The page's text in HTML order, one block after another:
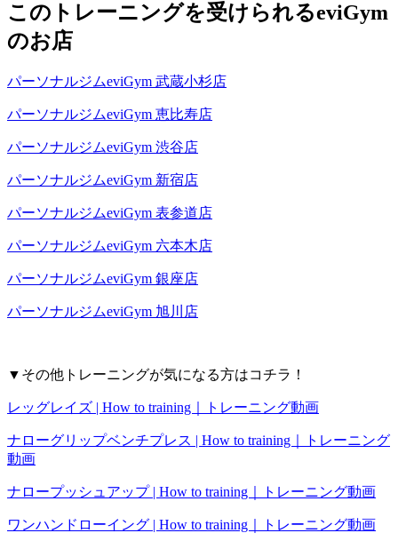
このトレーニングを受けられるeviGym
のお店
パーソナルジムeviGym 武蔵小杉店
パーソナルジムeviGym 恵比寿店
パーソナルジムeviGym 渋谷店
パーソナルジムeviGym 新宿店
パーソナルジムeviGym 表参道店
パーソナルジムeviGym 六本木店
パーソナルジムeviGym 銀座店
パーソナルジムeviGym 旭川店
▼その他トレーニングが気になる方はコチラ！
レッグレイズ | How to training｜トレーニング動画
ナローグリップベンチプレス | How to training｜トレーニング
動画
ナロープッシュアップ | How to training｜トレーニング動画
ワンハンドローイング | How to training｜トレーニング動画